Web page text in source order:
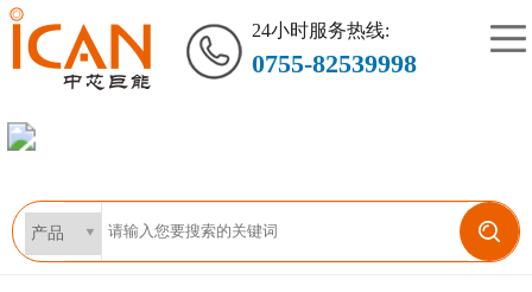
24小时服务热线:
0755-82539998